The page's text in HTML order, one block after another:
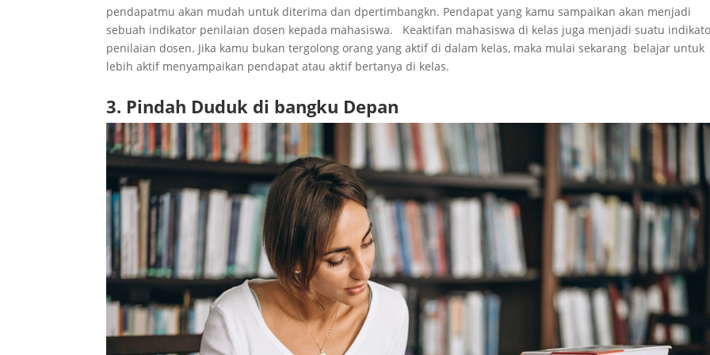
pendapatmu akan mudah untuk diterima dan dpertimbangkn. Pendapat yang kamu sampaikan akan menjadi
sebuah indikator penilaian dosen kepada mahasiswa. Keaktifan mahasiswa di kelas juga menjadi suatu
penilaian dosen. Jika kamu bukan tergolong orang yang aktif di dalam kelas, maka mulai sekarang belajar untuk
lebih aktif menyampaikan pendapat atau aktif bertanya di kelas.
3. Pindah Duduk di bangku Depan